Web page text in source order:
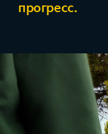
прогресс.